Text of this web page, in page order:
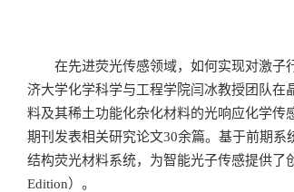
在先进荧光传感领域，如何实现对激子
济大学化学科学与工程学院闫冰教授团队在
料及其稀土功能化杂化材料的光响应化学传
期刊发表相关研究论文30余篇。基于前期
结构荧光材料系统，为智能光子传感提供了
Edition）。